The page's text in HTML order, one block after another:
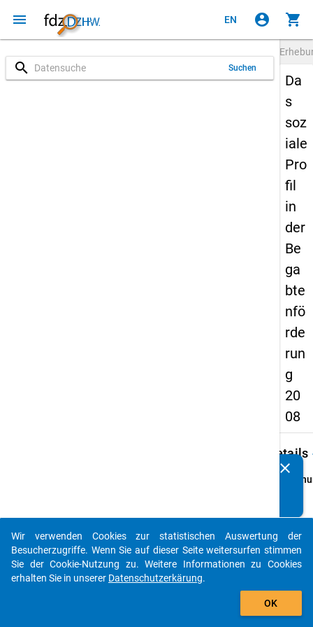
menu EN account_circle shopping_cart
search Suchen
Da
s
soz
iale
Pro
fil
in
der
Be
ga
bte
nfö
rde
run
g
20
08
Details
info
clear
auto_stories
add_shopping_cart
Wir verwenden Cookies zur statistischen Auswertung der
Besucherzugriffe. Wenn Sie auf dieser Seite weitersurfen stimmen
Sie der Cookie-Nutzung zu. Weitere Informationen zu Cookies
erhalten Sie in unserer Datenschutzerkärung.
OK